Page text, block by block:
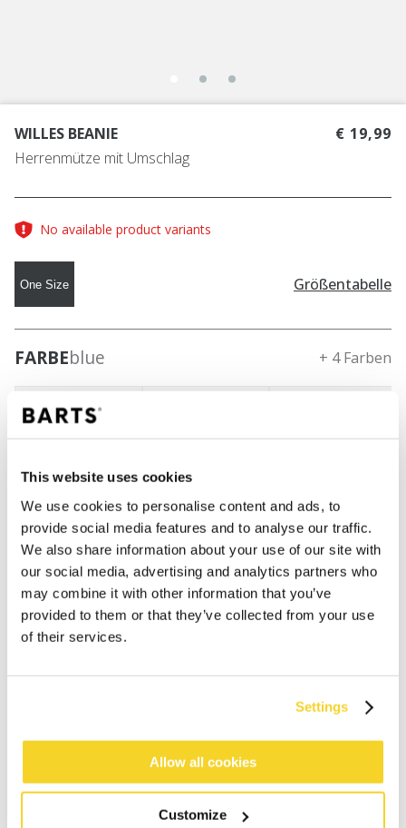
This website uses cookies
We use cookies to personalise content and ads, to
provide social media features and to analyse our traffic.
We also share information about your use of our site with
our social media, advertising and analytics partners who
may combine it with other information that you’ve
provided to them or that they’ve collected from your use
of their services.
Settings
Allow all cookies
Customize
WILLES BEANIE
Herrenmütze mit Umschlag
€ 19,99
No available product variants
One Size Größentabelle
FARBEblue + 4 Farben
IN DEN WARENKORB
Bestellungen, die vor 12 Uhr MEZ (Montag bis
Freitag) bei uns eingehen, werden noch am selben
innerhalb Deutschland